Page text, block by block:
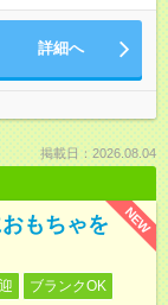
詳細へ
掲載日：2026.08.04
NEW
もちゃを
ブランクOK